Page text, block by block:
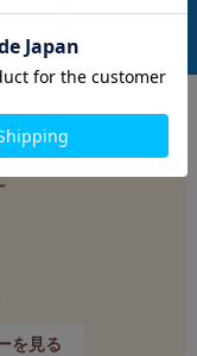
円 (税込) 中古Bランク
を見る